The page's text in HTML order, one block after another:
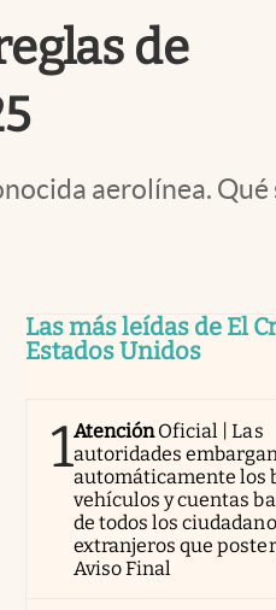
de
aerolínea. Qué
Las más leídas de El
Estados Unidos
1AtenciónOficial | Las
autoridades
automáticamente los
vehículos y cuentas
de todos los
extranjeros que
Aviso Final